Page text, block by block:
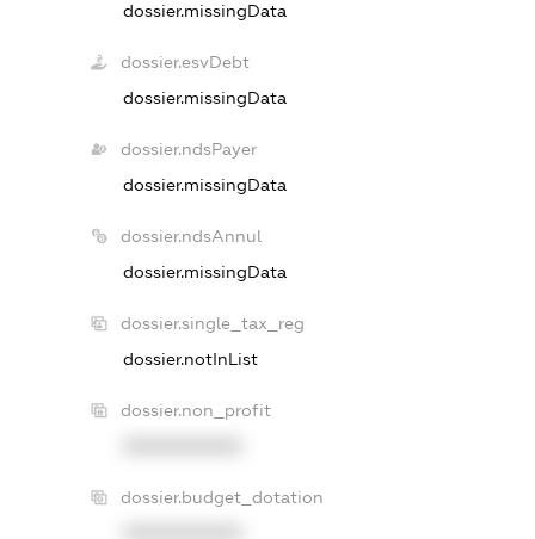
dossier.missingData
dossier.esvDebt
dossier.missingData
dossier.ndsPayer
dossier.missingData
dossier.ndsAnnul
dossier.missingData
dossier.single_tax_reg
dossier.notInList
dossier.non_profit
dossier.budget_dotation